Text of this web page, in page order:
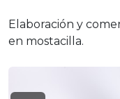
Elaboración y
en mostacilla.